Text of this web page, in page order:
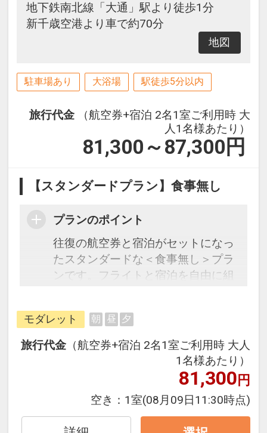
地下鉄南北線「大通」駅より徒歩1分
新千歳空港より車で約70分
地図
駐車場あり 大浴場 駅徒歩5分以内
旅行代金
（航空券+宿泊 2名1室ご利用時 大
人1名様あたり）
81,300～87,300 円
【スタンダードプラン】食事無し
プランのポイント
往復の航空券と宿泊がセットになっ
たスタンダードな＜食事無し＞プラ
ンです。フライトと宿泊を自由に組
ージだから、一都市滞在はもちろん
周遊旅行にも最適！
旅行期間中の1泊だけの宿泊や延
泊・飛び泊なども自由自在です。
フライトは、安心のJAL（または
JALグループ）確約！フライトマイ
ル50%貯まります。
オプションでレンタカーや現地交
モダレット 朝 昼 夕
旅行代金 （航空券+宿泊 2名1室ご利用時 大人
1名様あたり）
81,300円
空き： 1室(08月09日11:30時点)